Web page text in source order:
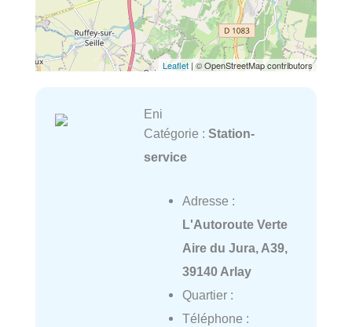
Leaflet | © OpenStreetMap contributors
Eni
Catégorie : Station-
service
Adresse :
L'Autoroute Verte
Aire du Jura, A39,
39140 Arlay
Quartier :
Téléphone :